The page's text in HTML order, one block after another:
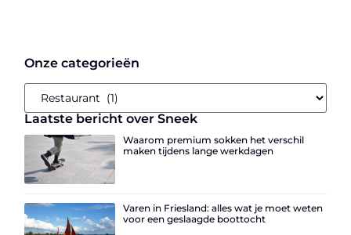
Onze categorieën
Laatste bericht over Sneek
Waarom premium sokken het verschil
maken tijdens lange werkdagen
Varen in Friesland: alles wat je moet weten
voor een geslaagde boottocht